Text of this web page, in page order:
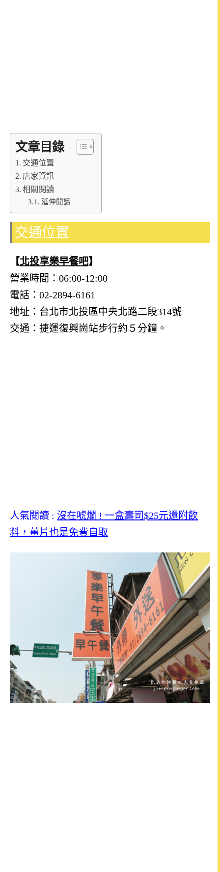
文章目錄
交通位置
店家資訊
相關閱讀
延伸閱讀
交通位置
【北投享樂早餐吧】
營業時間：06:00-12:00
電話：02-2894-6161
地址：台北市北投區中央北路二段314號
交通：捷運復興崗站步行約５分鐘。
人氣閱讀 : 沒在唬爛 ! 一盒壽司$25元還附飲
料，薑片也是免費自取